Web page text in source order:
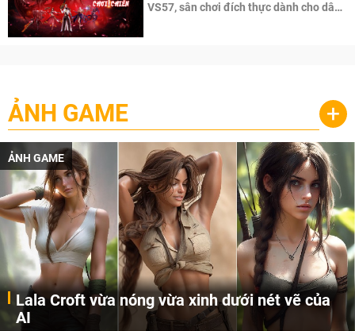
VS57, sân chơi đích thực dành cho dân
ẢNH GAME +
ẢNH GAME
Lala Croft vừa nóng vừa xinh dưới nét vẽ của
AI